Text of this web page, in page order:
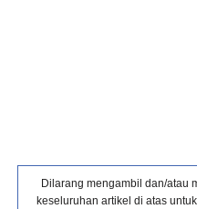
Dilarang mengambil dan/atau
keseluruhan artikel di atas